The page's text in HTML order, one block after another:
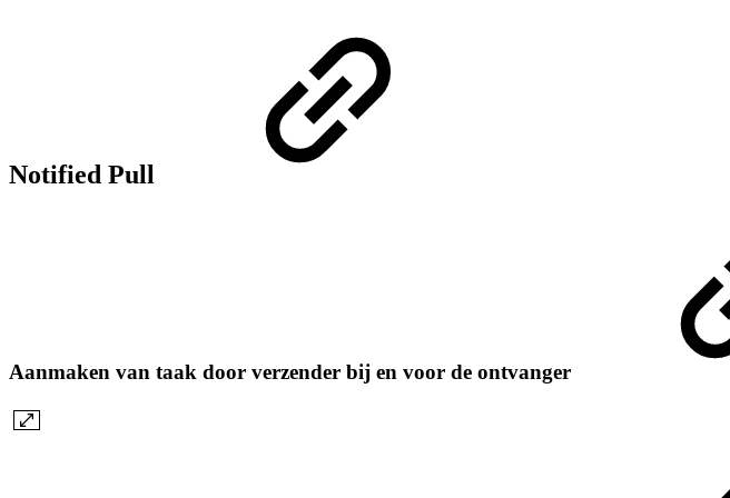
Notified Pull
Aanmaken van taak door verzender bij en voor de ontvanger